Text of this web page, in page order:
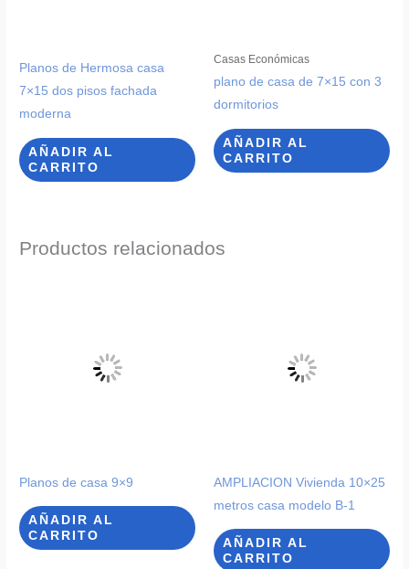
Planos de Hermosa casa
7×15 dos pisos fachada
moderna
AÑADIR AL
CARRITO
Casas Económicas
plano de casa de 7×15 con 3
dormitorios
AÑADIR AL
CARRITO
Productos relacionados
Planos de casa 9×9
AÑADIR AL
CARRITO
AMPLIACION Vivienda 10×25
metros casa modelo B-1
AÑADIR AL
CARRITO